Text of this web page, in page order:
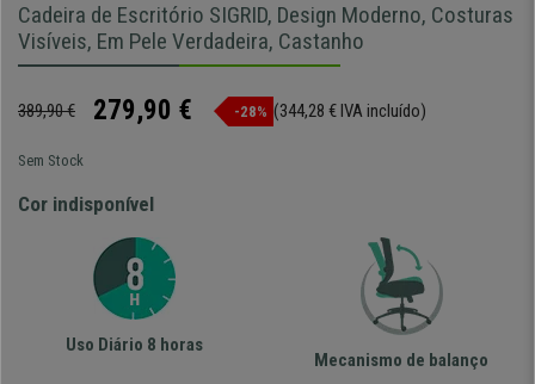
Cadeira de Escritório SIGRID, Design Moderno, Costuras
Visíveis, Em Pele Verdadeira, Castanho
389,90 € 279,90 € -28% (344,28 € IVA incluído)
Sem Stock
Cor indisponível
Uso Diário 8 horas
Mecanismo de balanço